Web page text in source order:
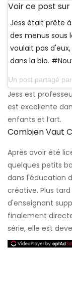
Voir ce post
Jess était prête
des menus sous
voulait pas
dans la bio.
Un post partagé par
Jess est
est excellente
enfants et l’art.
Combien Vaut
Après avoir été
quelques petits
dans l'éducation
créative. Plus
d'enseignant
finalement
série, elle est